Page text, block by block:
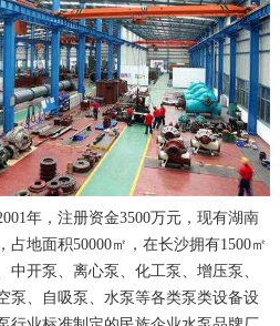
年，注册资金3500万元，现有湖南
地面积50000㎡，在长沙拥有1500㎡
中开泵、离心泵、化工泵、增压泵、
泵、自吸泵、水泵等各类泵类设备设